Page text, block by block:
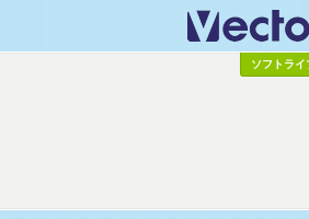
ソフトライ